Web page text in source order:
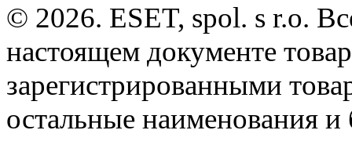
© 2026. ESET, spol. s r.o.
настоящем документе
зарегистрированными
остальные наименования